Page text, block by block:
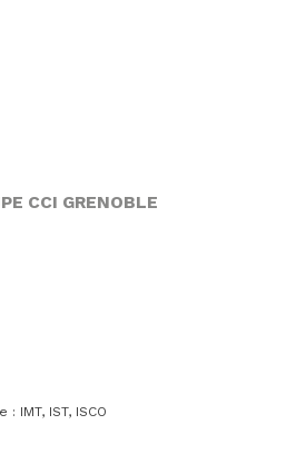
CCI GRENOBLE
IMT, IST, ISCO